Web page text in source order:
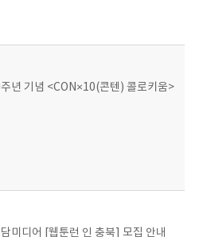
년 기념 <CON×10(콘텐) 콜로키움>
미디어 [웹툰런 인 충북] 모집 안내